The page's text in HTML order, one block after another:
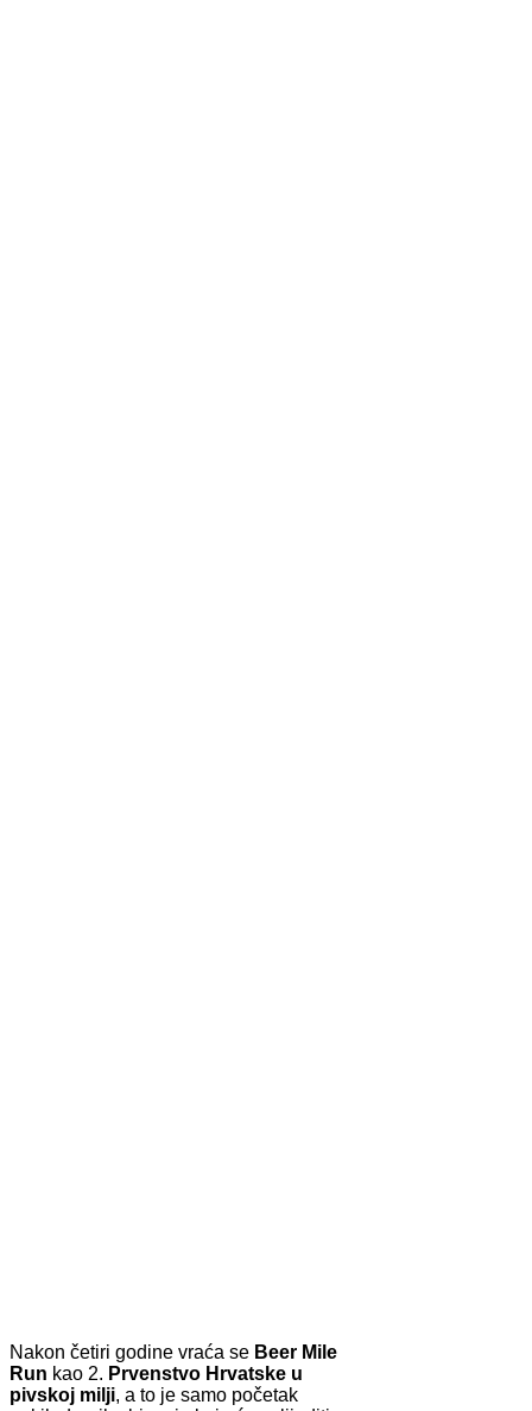
Nakon četiri godine vraća se Beer Mile
Run kao 2. Prvenstvo Hrvatske u
pivskoj milji, a to je samo početak